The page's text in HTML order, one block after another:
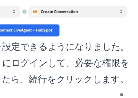
定できるようになりました。
ログインして、必要な権限を
ら、続行をクリックします。